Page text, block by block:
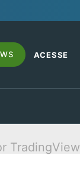
ACESSE
TradingView